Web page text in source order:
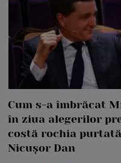
Cum s-a îmbrăcat
în ziua alegerilor
costă rochia
Nicușor Dan